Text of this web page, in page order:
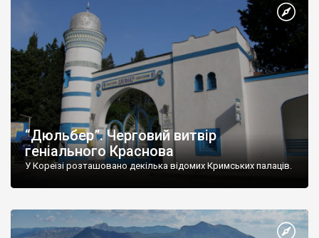
“Дюльбер”. Черговий витвір
геніального Краснова
У Кореїзі розташовано декілька відомих Кримських палаців.